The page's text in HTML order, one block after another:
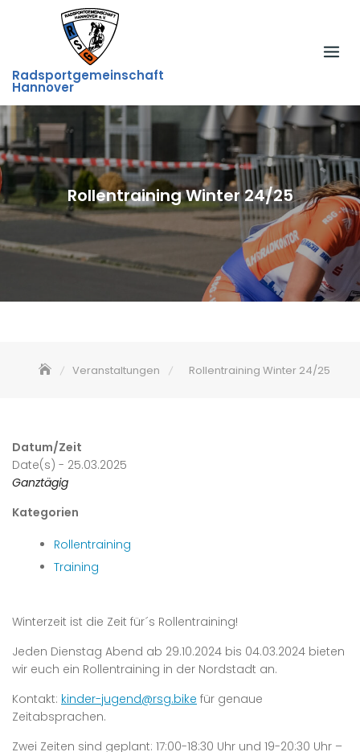
Radsportgemeinschaft
Hannover
Rollentraining Winter 24/25
Veranstaltungen Rollentraining Winter 24/25
Datum/Zeit
Date(s) - 25.03.2025
Ganztägig
Kategorien
Rollentraining
Training
Winterzeit ist die Zeit für´s Rollentraining!
Jeden Dienstag Abend ab 29.10.2024 bis 04.03.2024 bieten
wir euch ein Rollentraining in der Nordstadt an.
Kontakt: kinder-jugend@rsg.bike für genaue
Zeitabsprachen.
Zwei Zeiten sind geplant: 17:00-18:30 Uhr und 19-20:30 Uhr –